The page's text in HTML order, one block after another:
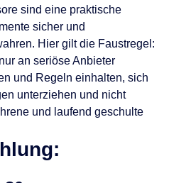
sind eine praktische
sicher und
Hier gilt die Faustregel:
an seriöse Anbieter
und Regeln einhalten, sich
unterziehen und nicht
und laufend geschulte